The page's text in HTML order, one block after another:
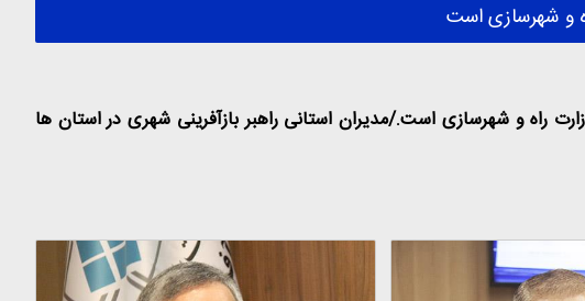
و شهرسازی است
و شهرسازی است./مدیران استانی راهبر بازآفرینی شهری در استان ها